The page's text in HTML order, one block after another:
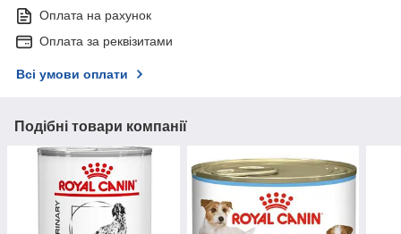
Оплата на рахунок
Оплата за реквізитами
Всі умови оплати
Подібні товари компанії